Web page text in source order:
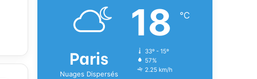
Paris
Nuages Dispersés
18 ℃
33º - 15º
57%
2.25 km/h